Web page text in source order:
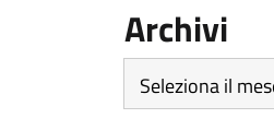
Archivi
Archivi